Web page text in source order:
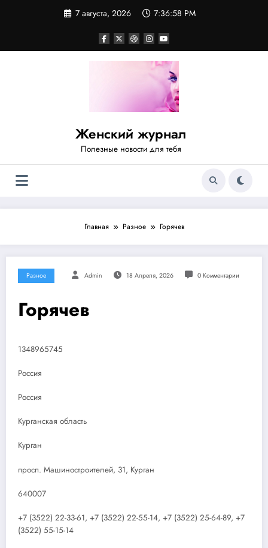
7 августа, 2026 7:36:58 PM
Женский журнал
Полезные новости для тебя
Главная Разное Горячев
Разное Admin 18 Апреля, 2026 0 Комментарии
Горячев
1348965745
Россия
Россия
Курганская область
Курган
просп. Машиностроителей, 31, Курган
640007
+7 (3522) 22-33-61, +7 (3522) 22-55-14, +7 (3522) 25-64-89, +7
(3522) 55-15-14